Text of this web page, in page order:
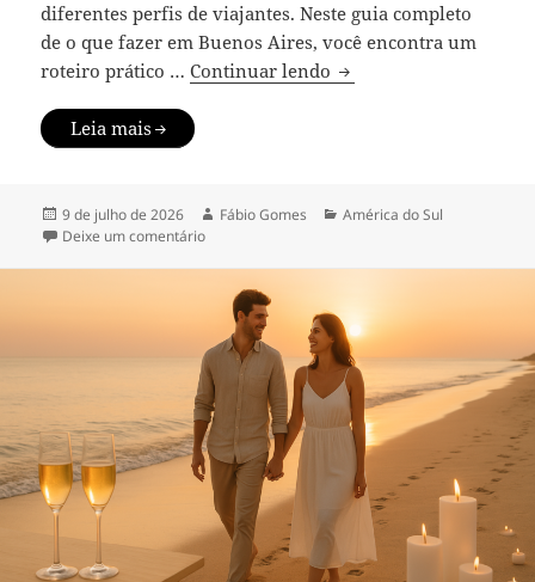
diferentes perfis de viajantes. Neste guia completo
de o que fazer em Buenos Aires, você encontra um
roteiro prático …Continuar lendo O que fazer em
Leia mais
Publicado
em
9 de julho de 2026 Autor
Fábio Gomes Categorias
América do Sul
Deixe um comentárioem O que fazer em Buenos Aires: roteiro, bairros